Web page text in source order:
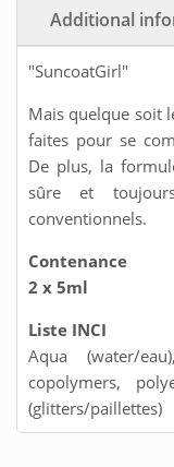
Additional
"SuncoatGirl"
Mais quelque soit
faites pour se
De plus, la
sûre et
conventionnels.
Contenance
2 x 5ml
Liste INCI
Aqua (water/
copolymers,
(glitters/paillettes)